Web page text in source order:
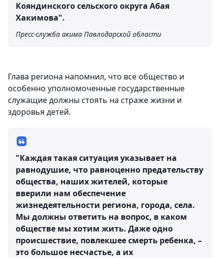
Кояндинского сельского округа Абая
Хакимова".
Пресс-служба акима Павлодарской области
Глава региона напомнил, что все общество и
особенно уполномоченные государственные
служащие должны стоять на страже жизни и
здоровья детей.
"Каждая такая ситуация указывает на
равнодушие, что равноценно предательству
общества, наших жителей, которые
вверили нам обеспечение
жизнедеятельности региона, города, села.
Мы должны ответить на вопрос, в каком
обществе мы хотим жить. Даже одно
происшествие, повлекшее смерть ребенка, –
это большое несчастье, а их